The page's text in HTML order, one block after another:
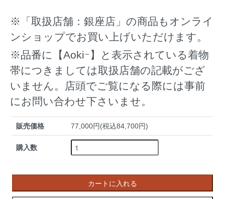
※「取扱店舗：銀座店」の商品もオンライ
ンショップでお買い上げいただけます。
※品番に【Aokiｰ】と表示されている着物
帯につきましては取扱店舗の記載がござ
いません。店頭でご覧になる際には事前
にお問い合わせ下さいませ。
販売価格 77,000円(税込84,700円)
購入数
カートに入れる